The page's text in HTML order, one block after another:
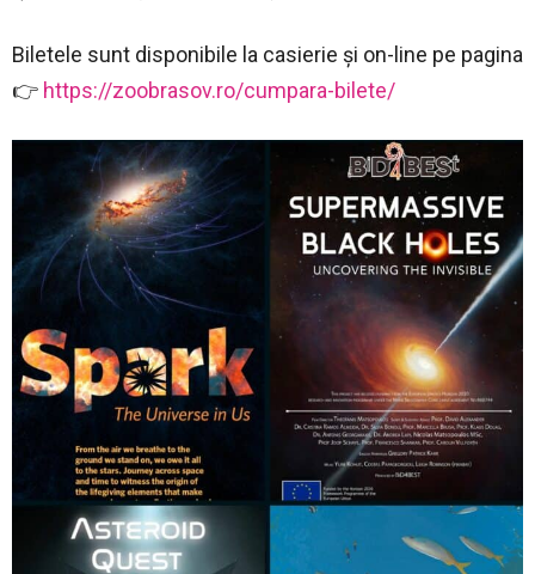
Biletele sunt disponibile la casierie și on-line pe pagina
👉 https://zoobrasov.ro/cumpara-bilete/